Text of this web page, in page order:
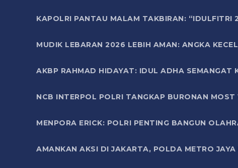
KAPOLRI PANTAU MALAM TAKBIRAN: “IDULFITRI
MUDIK LEBARAN 2026 LEBIH AMAN: ANGKA
AKBP RAHMAD HIDAYAT: IDUL ADHA SEMANGAT
NCB INTERPOL POLRI TANGKAP BURONAN
MENPORA ERICK: POLRI PENTING BANGUN
AMANKAN AKSI DI JAKARTA, POLDA METRO